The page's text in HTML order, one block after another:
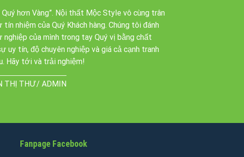
Quý hơn Vàng”. Nội thất Mộc Style vô cùng trân
nhiệm của Quý Khách hàng. Chúng tôi đánh
của mình trong tay Quý vị bằng chất
uy tín, độ chuyên nghiệp và giá cả cạnh tranh
Hãy tới và trải nghiệm!
THỊ THƯ/ ADMIN
Fanpage Facebook